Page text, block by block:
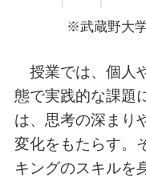
※武蔵野大
授業では、個人
態で実践的な課題
は、思考の深まり
変化をもたらす。
キングのスキルを